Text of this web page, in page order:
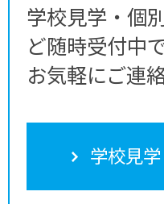
学校見学・個
ど随時受付中
お気軽にご連
学校見